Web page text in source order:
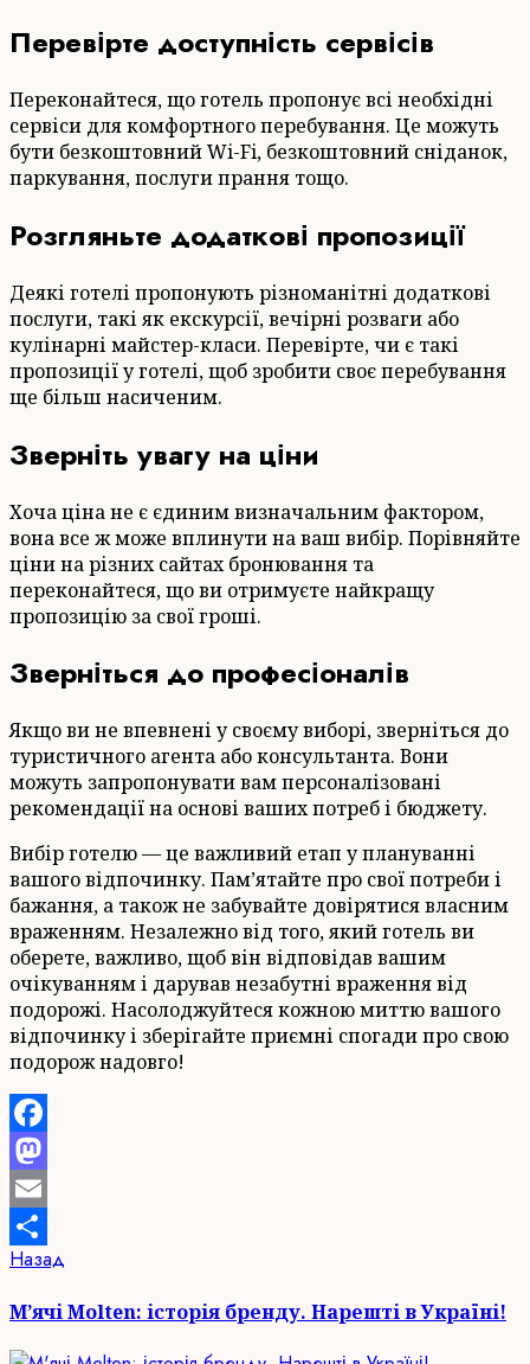
Перевірте доступність сервісів
Переконайтеся, що готель пропонує всі необхідні
сервіси для комфортного перебування. Це можуть
бути безкоштовний Wi-Fi, безкоштовний сніданок,
паркування, послуги прання тощо.
Розгляньте додаткові пропозиції
Деякі готелі пропонують різноманітні додаткові
послуги, такі як екскурсії, вечірні розваги або
кулінарні майстер-класи. Перевірте, чи є такі
пропозиції у готелі, щоб зробити своє перебування
ще більш насиченим.
Зверніть увагу на ціни
Хоча ціна не є єдиним визначальним фактором,
вона все ж може вплинути на ваш вибір. Порівняйте
ціни на різних сайтах бронювання та
переконайтеся, що ви отримуєте найкращу
пропозицію за свої гроші.
Зверніться до професіоналів
Якщо ви не впевнені у своєму виборі, зверніться до
туристичного агента або консультанта. Вони
можуть запропонувати вам персоналізовані
рекомендації на основі ваших потреб і бюджету.
Вибір готелю — це важливий етап у плануванні
вашого відпочинку. Пам’ятайте про свої потреби і
бажання, а також не забувайте довірятися власним
враженням. Незалежно від того, який готель ви
оберете, важливо, щоб він відповідав вашим
очікуванням і дарував незабутні враження від
подорожі. Насолоджуйтеся кожною миттю вашого
відпочинку і зберігайте приємні спогади про свою
подорож надовго!
Facebook
Mastodon
Email
Отправить
Продолжить
чтение
Назад
М’ячі Molten: історія бренду. Нарешті в Україні!